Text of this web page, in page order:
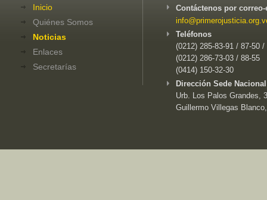
Inicio
Quiénes Somos
Noticias
Enlaces
Secretarías
Contáctenos por
Teléfonos
(0212) 285-83-91 / 87-50 /
(0212) 286-73-03 / 88-55
(0414) 150-32-30
Dirección Sede
Urb. Los Palos Grandes,
Guillermo Villegas